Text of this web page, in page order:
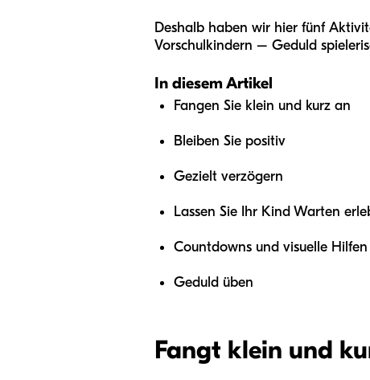
Deshalb haben wir hier fünf
Vorschulkindern – Geduld
In diesem Artikel
Fangen Sie klein und kurz an
Bleiben Sie positiv
Gezielt verzögern
Lassen Sie Ihr Kind Warten
Countdowns und visuelle Hilfen
Geduld üben
Fangt klein und